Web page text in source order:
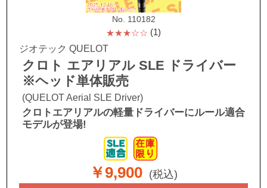
No. 110182
★★★☆☆ (1)
ジオテック QUELOT
クロト エアリアル SLE ドライバー
※ヘッド単体販売
(QUELOT Aerial SLE Driver)
クロトエアリアルの軽量ドライバーにルール適合
モデルが登場!
￥9,900 (税込)